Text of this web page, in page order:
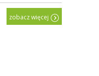
zobacz więcej